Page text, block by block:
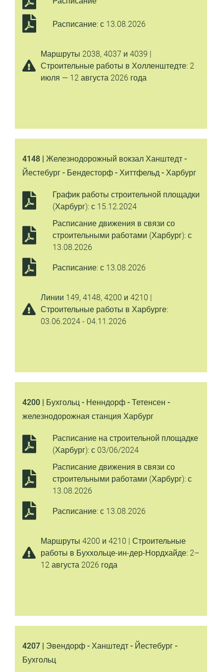
Расписание: с 13.08.2026
Маршруты 2038, 4037 и 4039 |
Строительные работы в Холленштедте: 2
июля — 12 августа 2026 года
4148 | Железнодорожный вокзал Ханштедт -
Йестебург - Бендесторф - Хиттфельд - Харбург
График работы строительной площадки
(Харбург): с 15.12.2024
Расписание движения в связи со
строительными работами (Харбург): с
13.08.2026
Расписание: с 13.08.2026
Линии 149, 4148, 4200 и 4210 |
Строительные работы в Харбурге:
03.06.2024 - 04.11.2026
4200 | Бухгольц - Ненндорф - Тетенсен -
железнодорожная станция Харбург
Расписание на строительной площадке
(Харбург): с 03/06/2024
Расписание движения в связи со
строительными работами (Харбург): с
13.08.2026
Расписание: с 13.08.2026
Маршруты 4200 и 4210 | Строительные
работы в Буххольце-ин-дер-Нордхайде: 2–
12 августа 2026 года
4207 | Эвендорф - Ханштедт - Йестебург -
Бухгольц